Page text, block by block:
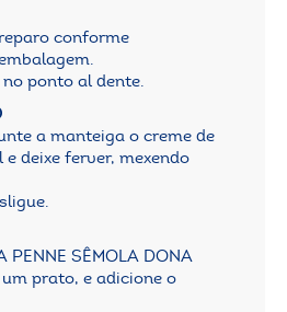
conforme
ponto al dente.
a manteiga o creme de
deixe ferver, mexendo
PENNE SÊMOLA DONA
um prato, e adicione o